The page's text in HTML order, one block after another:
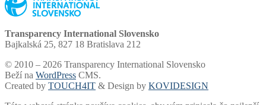
Transparency International Slovensko
Bajkalská 25, 827 18 Bratislava 212
© 2010 – 2026 Transparency International Slovensko
Beží na WordPress CMS.
Created by TOUCH4IT & Design by KOVIDESIGN